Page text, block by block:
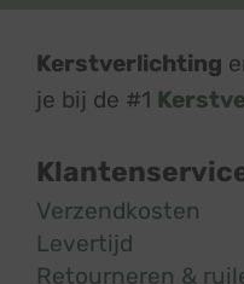
Kerstverlichting
je bij de #1
Verzendkosten
Levertijd
Retourneren &